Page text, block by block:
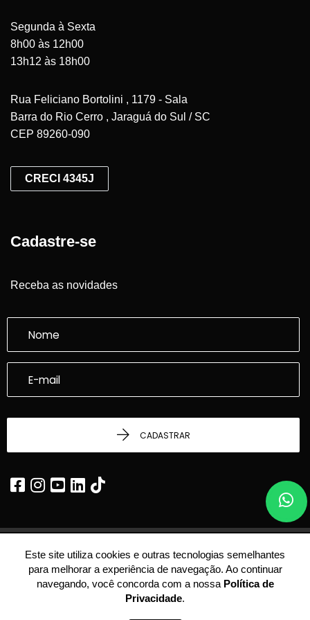
Segunda à Sexta
8h00 às 12h00
13h12 às 18h00
Rua Feliciano Bortolini , 1179 - Sala
Barra do Rio Cerro , Jaraguá do Sul / SC
CEP 89260-090
CRECI 4345J
Cadastre-se
Receba as novidades
CADASTRAR
© 2026 - Dalcasta Imobiliária -22.339.969/0001-24 - Todos os Direitos
Reservados.
Este site utiliza cookies e outras tecnologias semelhantes
para melhorar a experiência de navegação. Ao continuar
navegando, você concorda com a nossa Política de
Privacidade.